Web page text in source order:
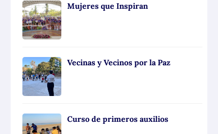
Mujeres que Inspiran
Vecinas y Vecinos por la Paz
Curso de primeros auxilios